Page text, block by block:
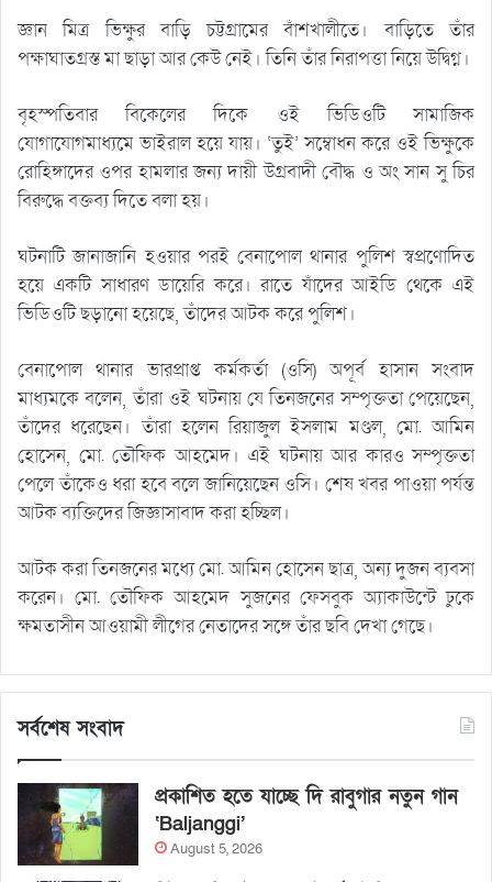
জ্ঞান মিত্র ভিক্ষুর বাড়ি চট্টগ্রামের বাঁশখালীতে। বাড়িতে তাঁর
পক্ষাঘাতগ্রস্ত মা ছাড়া আর কেউ নেই। তিনি তাঁর নিরাপত্তা নিয়ে উদ্বিগ্ন।
বৃহস্পতিবার বিকেলের দিকে ওই ভিডিওটি সামাজিক
যোগাযোগমাধ্যমে ভাইরাল হয়ে যায়। ‘তুই’ সম্বোধন করে ওই ভিক্ষুকে
রোহিঙ্গাদের ওপর হামলার জন্য দায়ী উগ্রবাদী বৌদ্ধ ও অং সান সু চির
বিরুদ্ধে বক্তব্য দিতে বলা হয়।
ঘটনাটি জানাজানি হওয়ার পরই বেনাপোল থানার পুলিশ স্বপ্রণোদিত
হয়ে একটি সাধারণ ডায়েরি করে। রাতে যাঁদের আইডি থেকে এই
ভিডিওটি ছড়ানো হয়েছে, তাঁদের আটক করে পুলিশ।
বেনাপোল থানার ভারপ্রাপ্ত কর্মকর্তা (ওসি) অপূর্ব হাসান সংবাদ
মাধ্যমকে বলেন, তাঁরা ওই ঘটনায় যে তিনজনের সম্পৃক্ততা পেয়েছেন,
তাঁদের ধরেছেন। তাঁরা হলেন রিয়াজুল ইসলাম মণ্ডল, মো. আমিন
হোসেন, মো. তৌফিক আহমেদ। এই ঘটনায় আর কারও সম্পৃক্ততা
পেলে তাঁকেও ধরা হবে বলে জানিয়েছেন ওসি। শেষ খবর পাওয়া পর্যন্ত
আটক ব্যক্তিদের জিজ্ঞাসাবাদ করা হচ্ছিল।
আটক করা তিনজনের মধ্যে মো. আমিন হোসেন ছাত্র, অন্য দুজন ব্যবসা
করেন। মো. তৌফিক আহমেদ সুজনের ফেসবুক অ্যাকাউন্টে ঢুকে
ক্ষমতাসীন আওয়ামী লীগের নেতাদের সঙ্গে তাঁর ছবি দেখা গেছে।
সর্বশেষ সংবাদ
প্রকাশিত হতে যাচ্ছে দি রাবুগার নতুন গান
‘Baljanggi’
August 5, 2026